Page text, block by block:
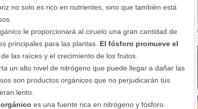
no solo es rico en nutrientes, sino que también está
le proporcionará al ciruelo una gran cantidad de
principales para las plantas. El fósforo promueve el
de las raíces y el crecimiento de los frutos.
un alto nivel de nitrógeno que puede llegar a dañar las
son productos orgánicos que no perjudicarán tus
lento.
es una fuente rica en nitrógeno y fósforo.